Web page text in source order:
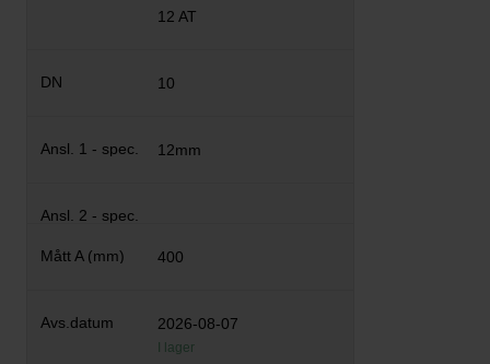
12 AT
10
12mm
400
2026-08-07
I lager